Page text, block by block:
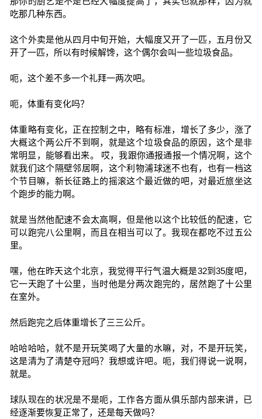
吃那几种东西。
这个外卖是他从四月中旬开始，大幅度又开了一匹，五月份又
开了一匹，所以有时候解馋，这个偶尔会叫一些垃圾食品。
呃，这个差不多一个礼拜一两次吧。
呃，体重有变化吗？
体重略有变化，正在控制之中，略有标准，增长了多少，涨了
大概这个两公斤不到啊，就是这个垃圾食品的原因，这个是非
常明显，能够看出来。 哎，我跟你通报通报一个情况啊，这个
就我们这个隔壁邻居啊，这个利物浦球迷不也有，也有一档这
个节目嘛，新长征路上的摇滚这个最近做的吧，对最近旅坐这
个跑步的能力啊。
就是当然他配速不会太高啊，但是他以这个比较低的配速，它
可以跑完八公里啊，而且在相当可以了。我现在都吃不过五公
里。
嘿，他在昨天这个北京，我觉得平行气温大概是32到35度吧，
它一天跑了十公里，当时他是分两次跑完的，居然跑了十公里
在室外。
然后跑完之后体重增长了三三公斤。
哈哈哈哈，就不是开玩笑喝了大量的水嘛，对，不是开玩笑，
这是清为了清楚夺冠吗？我想或许吧。呃，我们得说一说啊，
就是。
球队现在的状况是不是呃，工作各方面从俱乐部内部来讲，已
经逐渐要恢复正常了，还是每天做吗？